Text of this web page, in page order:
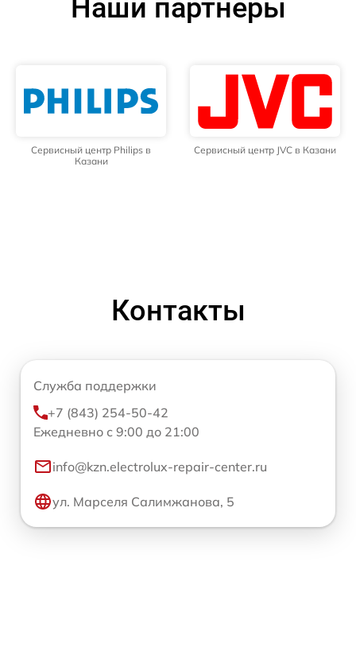
Наши партнёры
Сервисный центр Philips в
Казани
Сервисный центр JVC в Казани
Контакты
Служба поддержки
+7 (843) 254-50-42
Ежедневно с 9:00 до 21:00
info@kzn.electrolux-repair-center.ru
ул. Марселя Салимжанова, 5